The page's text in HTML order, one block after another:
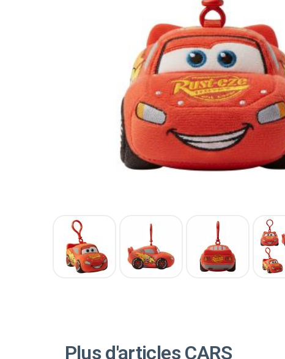
Plus d'articles CARS